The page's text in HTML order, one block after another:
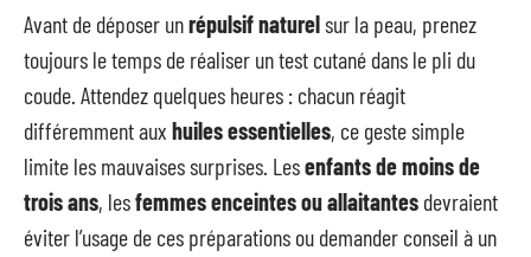
Avant de déposer unrépulsif naturelsur la peau, prenez
toujours le temps de réaliser un test cutané dans le pli du
coude. Attendez quelques heures : chacun réagit
différemment aux huiles essentielles, ce geste simple
limite les mauvaises surprises. Lesenfants de moins de
trois ans, lesfemmes enceintes ou allaitantes devraient
éviter l’usage de ces préparations ou demander conseil à un